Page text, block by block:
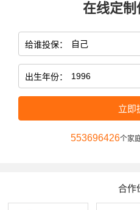
在线定
给谁投保：
出生年份：
立即
553696426个家
合作